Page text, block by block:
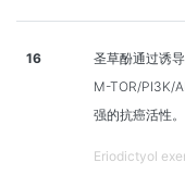
16
圣草酚通过诱
M-TOR/PI3K/
强的抗癌活性。
Eriodictyol